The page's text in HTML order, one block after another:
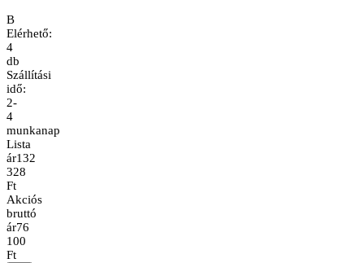
B
Elérhető:
4
db
Szállítási
idő:
2-
4
munkanap
Lista
ár132
328
Ft
Akciós
bruttó
ár76
100
Ft